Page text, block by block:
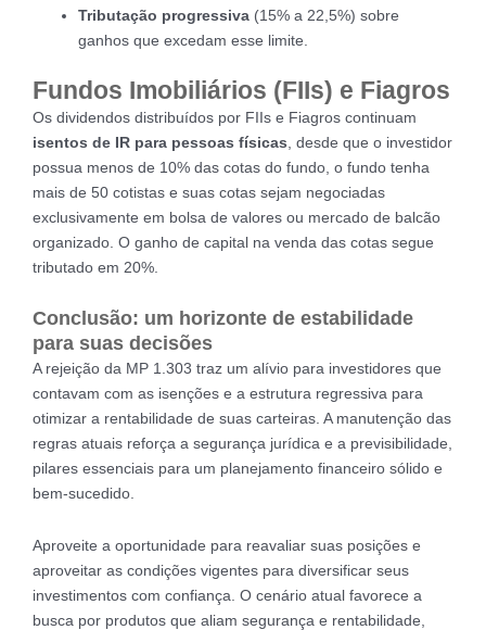
Tributação progressiva (15% a 22,5%) sobre
ganhos que excedam esse limite.
Fundos Imobiliários (FIIs) e Fiagros
Os dividendos distribuídos por FIIs e Fiagros continuam
isentos de IR para pessoas físicas , desde que o investidor
possua menos de 10% das cotas do fundo, o fundo tenha
mais de 50 cotistas e suas cotas sejam negociadas
exclusivamente em bolsa de valores ou mercado de balcão
organizado. O ganho de capital na venda das cotas segue
tributado em 20%.
Conclusão: um horizonte de estabilidade
para suas decisões
A rejeição da MP 1.303 traz um alívio para investidores que
contavam com as isenções e a estrutura regressiva para
otimizar a rentabilidade de suas carteiras. A manutenção das
regras atuais reforça a segurança jurídica e a previsibilidade,
pilares essenciais para um planejamento financeiro sólido e
bem-sucedido.
Aproveite a oportunidade para reavaliar suas posições e
aproveitar as condições vigentes para diversificar seus
investimentos com confiança. O cenário atual favorece a
busca por produtos que aliam segurança e rentabilidade,